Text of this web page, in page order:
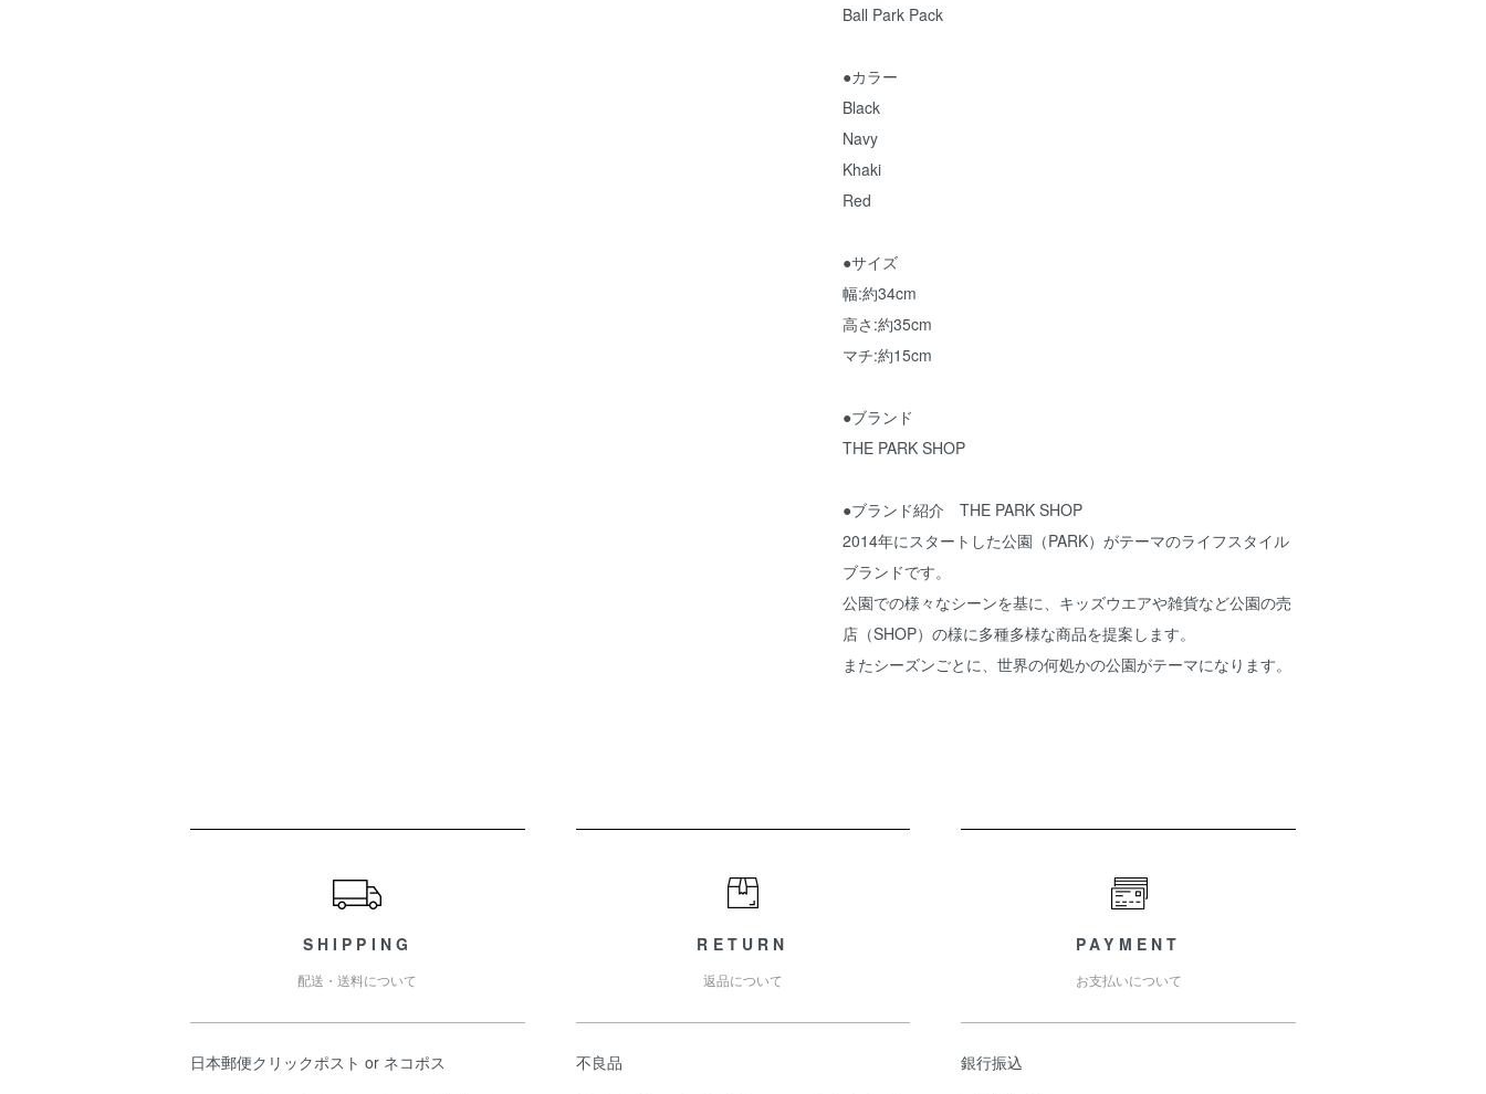
Ball Park Pack
●カラー
Black
Navy
Khaki
Red
●サイズ
幅:約34cm
高さ:約35cm
マチ:約15cm
●ブランド
THE PARK SHOP
●ブランド紹介 THE PARK SHOP
2014年にスタートした公園（PARK）がテーマのライフスタイル
ブランドです。
公園での様々なシーンを基に、キッズウエアや雑貨など公園の売
店（SHOP）の様に多種多様な商品を提案します。
またシーズンごとに、世界の何処かの公園がテーマになります。
SHIPPING
配送・送料について
日本郵便クリックポスト or ネコポス
RETURN
返品について
不良品
PAYMENT
お支払いについて
銀行振込